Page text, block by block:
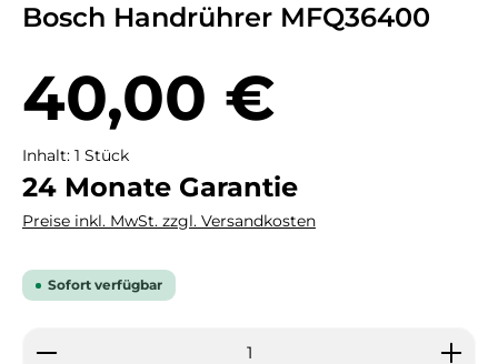
Bosch Handrührer MFQ36400
40,00 €
Inhalt: 1 Stück
24 Monate Garantie
Preise inkl. MwSt. zzgl. Versandkosten
Sofort verfügbar
Produkt Anzahl: Gib den gewünschten Wert